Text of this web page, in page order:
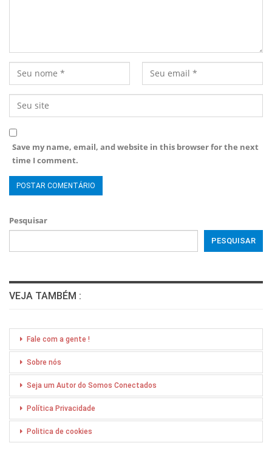
Save my name, email, and website in this browser for the next
time I comment.
Pesquisar
PESQUISAR
VEJA TAMBÉM :
Fale com a gente !
Sobre nós
Seja um Autor do Somos Conectados
Política Privacidade
Politica de cookies